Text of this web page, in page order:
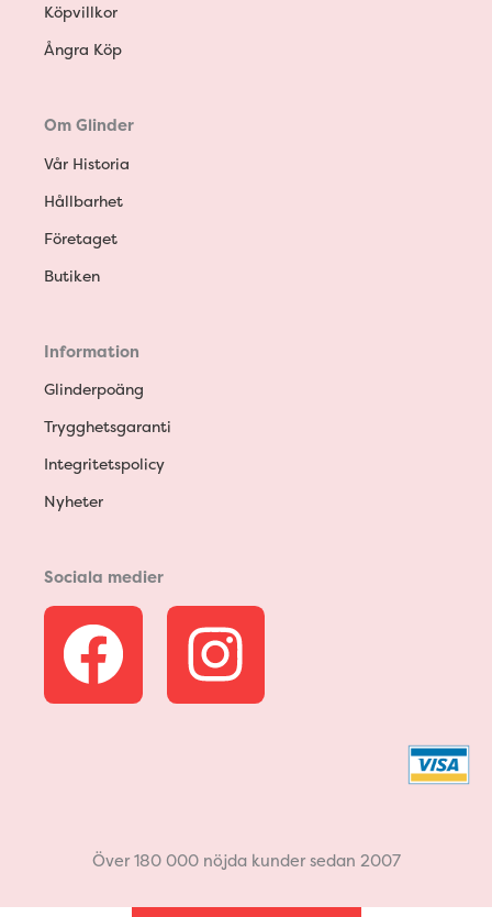
Köpvillkor
Ångra Köp
Om Glinder
Vår Historia
Hållbarhet
Företaget
Butiken
Information
Glinderpoäng
Trygghetsgaranti
Integritetspolicy
Nyheter
Sociala medier
F
a
b
I
n
a
Över 180 000 nöjda kunder sedan 2007